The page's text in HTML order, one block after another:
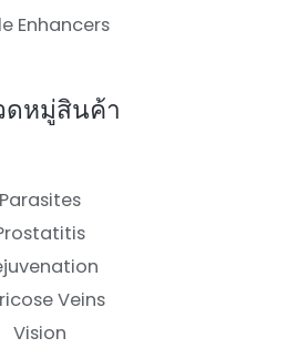
Enhancers
ดหมู่สินค้า
Parasites
Veins
Vision